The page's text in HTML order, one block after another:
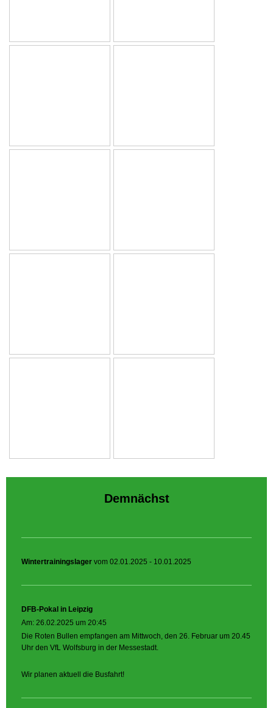
Demnächst
Wintertrainingslager vom 02.01.2025 - 10.01.2025
DFB-Pokal in Leipzig
Am: 26.02.2025 um 20:45
Die Roten Bullen empfangen am Mittwoch, den 26. Februar um 20.45
Uhr den VfL Wolfsburg in der Messestadt.
Wir planen aktuell die Busfahrt!